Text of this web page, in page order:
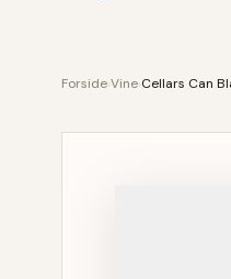
ForsideVine Cellars Can